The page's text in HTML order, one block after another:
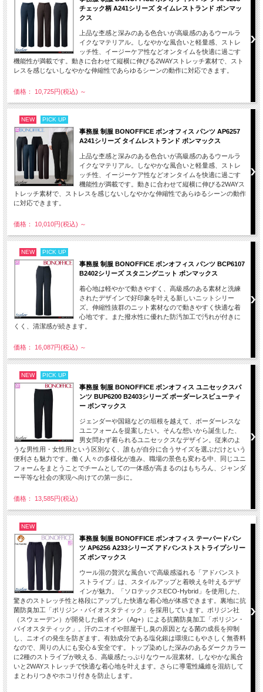
チェック柄 A241シリーズ タイムレストランド ボンマッ
クス
上品な杢感と深みのある色合いが高級感のあるウールラ
イクなマテリアル。しなやかな風合いと軽量感、ストレ
ッチ性、イージーケア性などオンタイムを快適に過ごす
機能性が満載です。動きに合わせて縦横に伸びる2WAYストレッチ素材で、スト
レスを感じないしなやかな伸縮性であらゆるシーンの動作に対応できます。
価格： 10,725円(税込) ～
NEW PICK UP
事務服 制服 BONOFFICE ボンオフィス パンツ AP6257
A241シリーズ タイムレストランド ボンマックス
上品な杢感と深みのある色合いが高級感のあるウールラ
イクなマテリアル。しなやかな風合いと軽量感、ストレ
ッチ性、イージーケア性などオンタイムを快適に過ごす
機能性が満載です。動きに合わせて縦横に伸びる2WAYス
トレッチ素材で、ストレスを感じないしなやかな伸縮性であらゆるシーンの動作
に対応できます。
価格： 10,010円(税込) ～
NEW PICK UP
事務服 制服 BONOFFICE ボンオフィス パンツ BCP6107
B2402シリーズ スタニングニット ボンマックス
着心地は軽やかで動きやすく、高級感のある素材と洗練
されたデザインで好印象を叶える新しいニットシリー
ズ。伸縮性抜群のニット素材なので動きやすく快適な着
心地です。また撥水性に優れた防汚加工で汚れが付きに
くく、清潔感が続きます。
価格： 16,087円(税込) ～
NEW PICK UP
事務服 制服 BONOFFICE ボンオフィス ユニセックスパ
ンツ BUP6200 B2403シリーズ ボーダーレスビューティ
ー ボンマックス
ジェンダーや国籍などの垣根を越えて、ボーダーレスな
ユニフォームを提案したい。そんな想いから誕生した、
男女問わず着られるユニセックスなデザイン。従来のよ
うな男性用・女性用という区別なく、誰もが自分に合うサイズを選ぶだけという
便利さも魅力です。働く人々の多様化が進み、職場の景色も変わる中、同じユニ
フォームをまとうことでチームとしての一体感が高まるのはもちろん、ジャンダ
ー平等な社会の実現へ向けての第一歩に。
価格： 13,585円(税込)
NEW
事務服 制服 BONOFFICE ボンオフィス テーパードパン
ツ AP6256 A233シリーズ アドバンストストライプシリー
ズ ボンマックス
ウール混の贅沢な風合いで高級感溢れる「アドバンスト
ストライプ」は、スタイルアップと着映えを叶えるデザ
インが魅力。「ソロテックスECO-Hybrid」を使用した、
驚きのストレッチ性と格段にアップした快適な着心地が体感できます。裏地に抗
菌防臭加工「ポリジン・バイオスタティック」を採用しています。ポリジン社
（スウェーデン）が開発した銀イオン（Ag+）による抗菌防臭加工「ポリジン・
バイオスタティック」。汗のニオイや部屋干し臭の原因となる菌の成長を抑制
し、ニオイの発生を防ぎます。有効成分である塩化銀は環境にもやさしく無香料
なので、周りの人にも安心＆安全です。トップ染めした深みのあるダークカラー
に2種のストライプが映える、高級感たっぷりなウール混素材。しなやかな風合
いと2WAYストレッチで快適な着心地を叶えます。さらに導電性繊維を混紡して
まとわりつきやホコリ付きを防止します。